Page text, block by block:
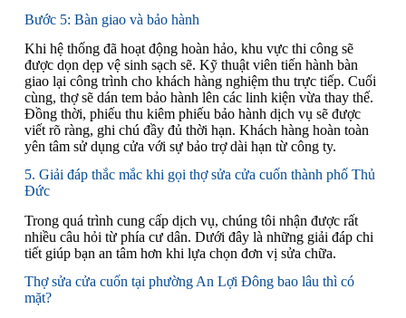
Bước 5: Bàn giao và bảo hành
Khi hệ thống đã hoạt động hoàn hảo, khu vực thi công sẽ
được dọn dẹp vệ sinh sạch sẽ. Kỹ thuật viên tiến hành bàn
giao lại công trình cho khách hàng nghiệm thu trực tiếp. Cuối
cùng, thợ sẽ dán tem bảo hành lên các linh kiện vừa thay thế.
Đồng thời, phiếu thu kiêm phiếu bảo hành dịch vụ sẽ được
viết rõ ràng, ghi chú đầy đủ thời hạn. Khách hàng hoàn toàn
yên tâm sử dụng cửa với sự bảo trợ dài hạn từ công ty.
5. Giải đáp thắc mắc khi gọi thợ sửa cửa cuốn thành phố Thủ
Đức
Trong quá trình cung cấp dịch vụ, chúng tôi nhận được rất
nhiều câu hỏi từ phía cư dân. Dưới đây là những giải đáp chi
tiết giúp bạn an tâm hơn khi lựa chọn đơn vị sửa chữa.
Thợ sửa cửa cuốn tại phường An Lợi Đông bao lâu thì có
mặt?